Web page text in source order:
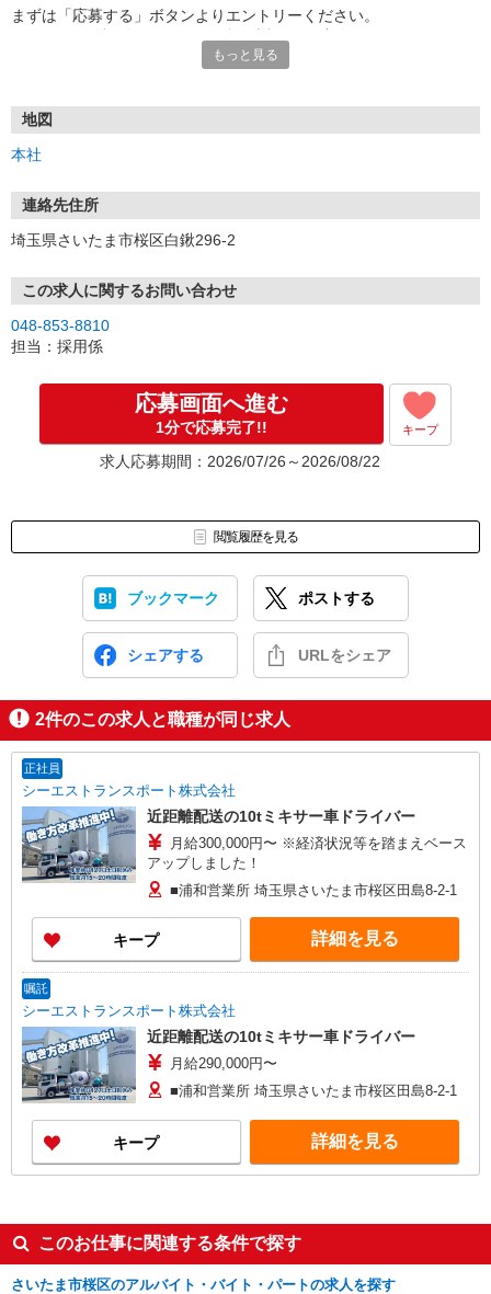
まずは「応募する」ボタンよりエントリーください。
お電話でのご応募・お問合せもお待ちしております。
にどうぞ。
★勤務開始日の相談OK
★面接時の履歴書は不要です。
もっと見る
地図
本社
連絡先住所
埼玉県さいたま市桜区白鍬296-2
この求人に関するお問い合わせ
048-853-8810
担当：採用係
応募画面へ進む
1分で応募完了!! キープ
求人応募期間：2026/07/26～2026/08/22
閲覧履歴を見る
ブックマーク ポストする
シェアする URLをシェア
2件のこの求人と職種が同じ求人
正社員
シーエストランスポート株式会社
近距離配送の10tミキサー車ドライバー
月給300,000円〜 ※経済状況等を踏まえベース
アップしました！
■浦和営業所 埼玉県さいたま市桜区田島8-2-1
キープ 詳細を見る
嘱託
シーエストランスポート株式会社
近距離配送の10tミキサー車ドライバー
月給290,000円〜
■浦和営業所 埼玉県さいたま市桜区田島8-2-1
キープ 詳細を見る
このお仕事に関連する条件で探す
さいたま市桜区のアルバイト・バイト・パートの求人を探す